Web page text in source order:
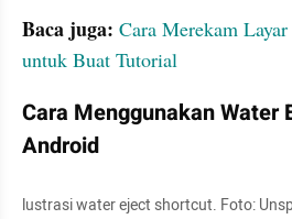
Baca juga: Cara Merekam
untuk Buat Tutorial
Cara Menggunakan Water
Android
lustrasi water eject shortcut. Foto: